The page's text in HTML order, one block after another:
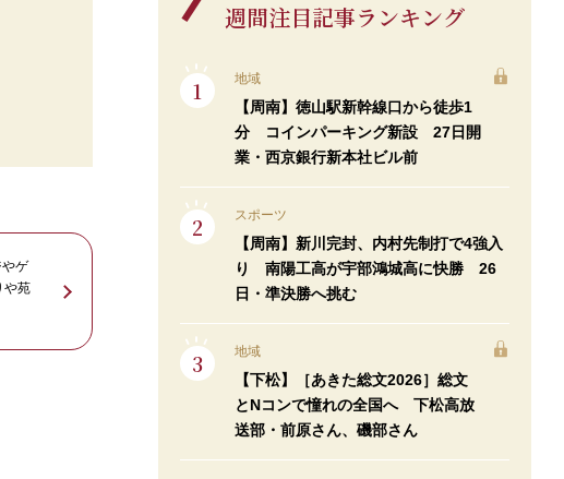
やゲ
苑
週間注目記事ランキング
地域
【周南】徳山駅新幹線口から徒歩1
分 コインパーキング新設 27日開
業・西京銀行新本社ビル前
スポーツ
【周南】新川完封、内村先制打で4強入
り 南陽工高が宇部鴻城高に快勝 26
日・準決勝へ挑む
地域
【下松】［あきた総文2026］総文
とNコンで憧れの全国へ 下松高放
送部・前原さん、磯部さん